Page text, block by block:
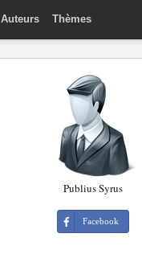
Auteurs Thèmes
Publius Syrus
Facebook